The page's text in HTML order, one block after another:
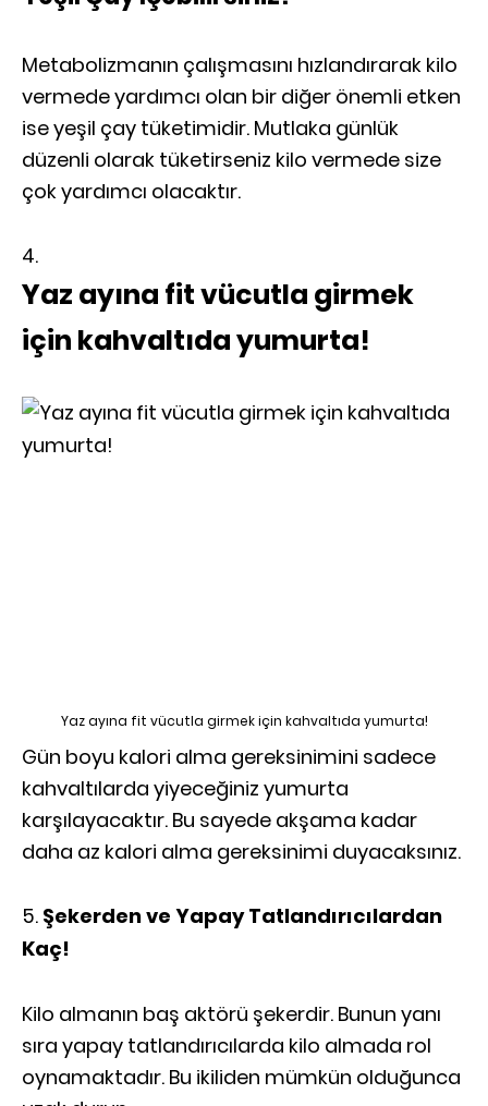
Metabolizmanın çalışmasını hızlandırarak kilo
vermede yardımcı olan bir diğer önemli etken
ise yeşil çay tüketimidir. Mutlaka günlük
düzenli olarak tüketirseniz kilo vermede size
çok yardımcı olacaktır.
Yaz ayına fit vücutla girmek
için kahvaltıda yumurta!
Yaz ayına fit vücutla girmek için kahvaltıda yumurta!
Gün boyu kalori alma gereksinimini sadece
kahvaltılarda yiyeceğiniz yumurta
karşılayacaktır. Bu sayede akşama kadar
daha az kalori alma gereksinimi duyacaksınız.
Şekerden ve Yapay Tatlandırıcılardan
Kaç!
Kilo almanın baş aktörü şekerdir. Bunun yanı
sıra yapay tatlandırıcılarda kilo almada rol
oynamaktadır. Bu ikiliden mümkün olduğunca